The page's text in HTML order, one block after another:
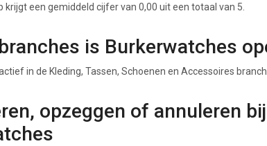
krijgt een gemiddeld cijfer van 0,00 uit een totaal van 5.
is Burkerwatches
in de Kleding, Tassen, Schoenen en Accessoires
opzeggen of annuleren bij